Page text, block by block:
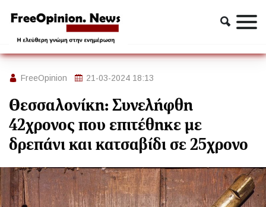
Ελλαδα
Θεσσαλονίκη: Συνελήφθη 42χρονος που επιτέθηκε με
δρεπάνι και κατσαβίδι σε 25χρονο
FreeOpinion 21-03-2024 18:13
Θεσσαλονίκη: Συνελήφθη
42χρονος που επιτέθηκε με
δρεπάνι και κατσαβίδι σε 25χρονο